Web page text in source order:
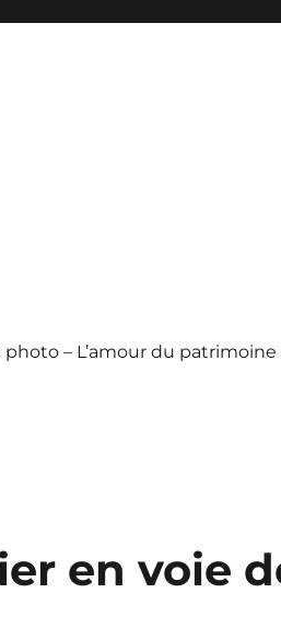
photo – L’amour du patrimoine
en voie